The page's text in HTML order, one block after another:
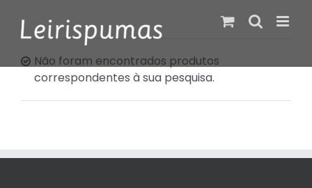
content
Não foram encontrados produtos
correspondentes à sua pesquisa.